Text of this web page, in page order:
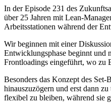
In der Episode 231 des
über 25 Jahren mit Lean-
Arbeitsstationen während der
Wir beginnen mit einer
Entwicklungsphase beginnt und
Frontloadings eingeführt, wo zu
Besonders das Konzept des
hinauszuzögern und erst dann
flexibel zu bleiben, während sie